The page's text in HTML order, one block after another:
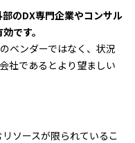
部のDX専門企業やコンサル
です。
ベンダーではなく、状況
社であるとより望ましい
ソースが限られているこ